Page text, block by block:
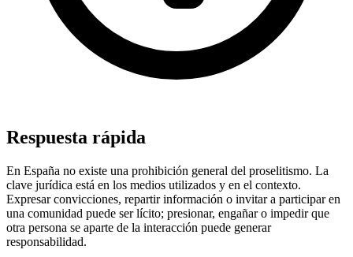
Respuesta rápida
En España no existe una prohibición general del proselitismo. La
clave jurídica está en los medios utilizados y en el contexto.
Expresar convicciones, repartir información o invitar a participar en
una comunidad puede ser lícito; presionar, engañar o impedir que
otra persona se aparte de la interacción puede generar
responsabilidad.